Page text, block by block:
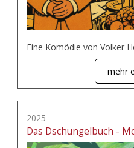
Eine Komödie von Volker
mehr
2025
Das Dschungelbuch -